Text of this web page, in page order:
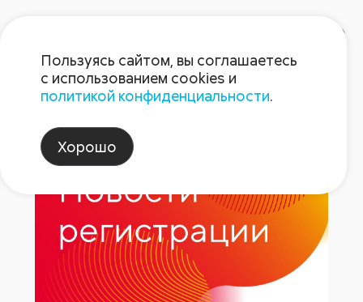
Граминицид Кентавр
Пользуясь сайтом, вы соглашаетесь
с использованием cookies и
политикой конфиденциальности.
Хорошо